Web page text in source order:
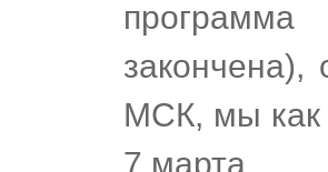
МСК, мы как
7 марта